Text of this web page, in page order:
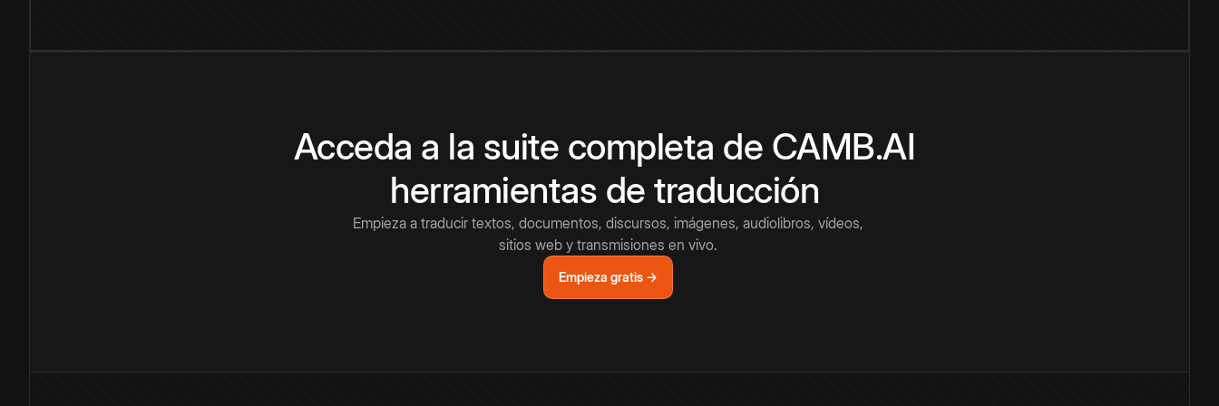
Acceda a la suite completa de CAMB.AI
herramientas de traducción
Empieza a traducir textos, documentos, discursos, imágenes, audiolibros, vídeos,
sitios web y transmisiones en vivo.
Empieza gratis →